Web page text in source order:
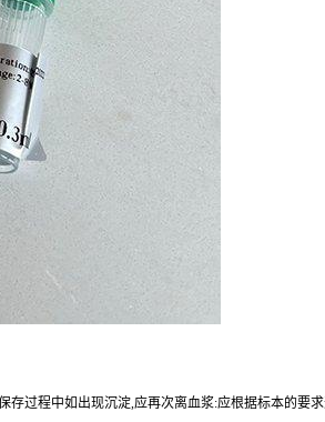
过程中如出现沉淀,应再次离血浆:应根据标本的